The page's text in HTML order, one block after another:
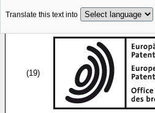
Translate this text into
(19)